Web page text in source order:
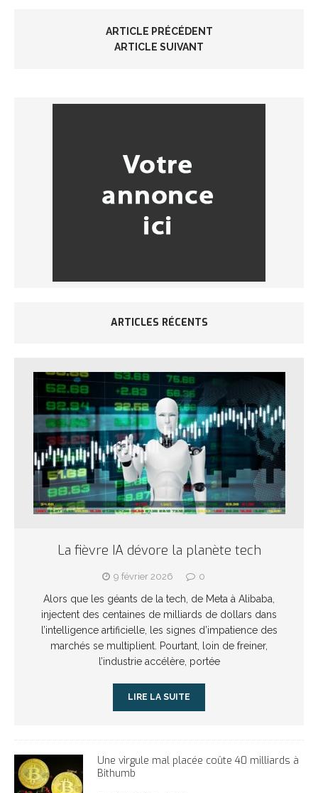
ARTICLE PRÉCÉDENT
ARTICLE SUIVANT
ARTICLES RÉCENTS
La fièvre IA dévore la planète tech
9 février 2026 0
Alors que les géants de la tech, de Meta à Alibaba,
injectent des centaines de milliards de dollars dans
l’intelligence artificielle, les signes d’impatience des
marchés se multiplient. Pourtant, loin de freiner,
l’industrie accélère, portée
LIRE LA SUITE
Une virgule mal placée coûte 40 milliards à
Bithumb